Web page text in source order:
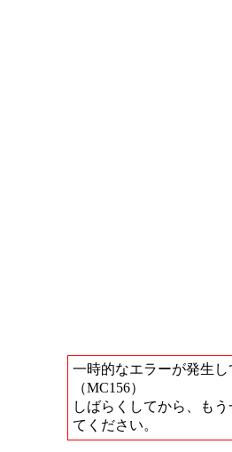
一時的なエラーが発生し
（MC156）
しばらくしてから、も
てください。